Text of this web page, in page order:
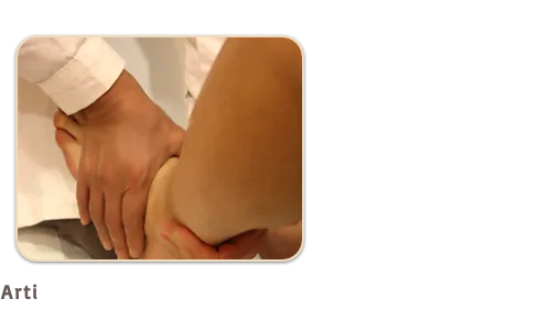
Arti